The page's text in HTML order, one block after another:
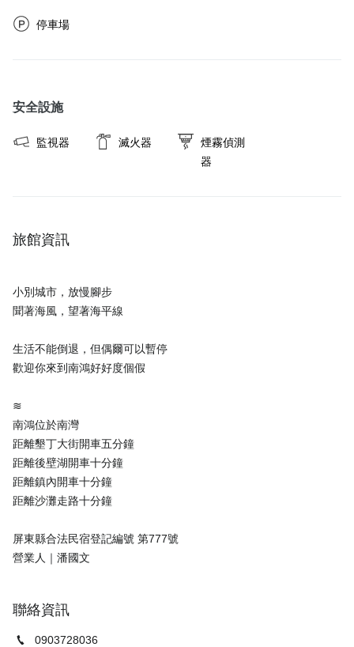
停車場
安全設施
監視器 滅火器
煙霧偵測
器
旅館資訊
小別城市，放慢腳步
聞著海風，望著海平線
生活不能倒退，但偶爾可以暫停
歡迎你來到南鴻好好度個假
≋
南鴻位於南灣
距離墾丁大街開車五分鐘
距離後壁湖開車十分鐘
距離鎮內開車十分鐘
距離沙灘走路十分鐘
屏東縣合法民宿登記編號 第777號
聯絡資訊
0903728036